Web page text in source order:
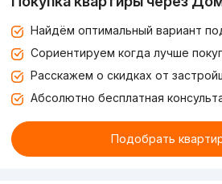
Найдём оптимальный вариант
Сориентируем когда лучше
Расскажем о скидках от
Абсолютно бесплатная
Подобрать